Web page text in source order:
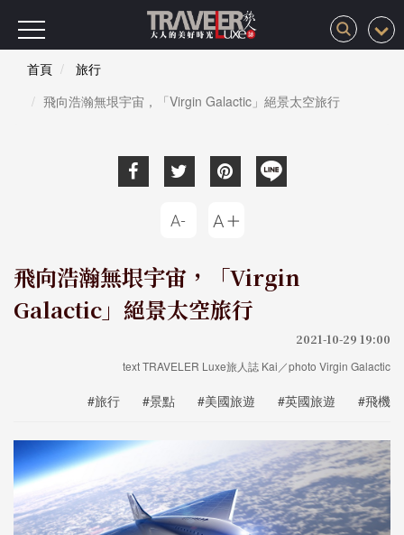
首頁
旅行
飛向浩瀚無垠宇宙，「Virgin Galactic」絕景太空旅行
飛向浩瀚無垠宇宙，「Virgin
Galactic」絕景太空旅行
2021-10-29 19:00
text TRAVELER Luxe旅人誌 Kai／photo Virgin Galactic
#旅行 #景點 #美國旅遊 #英國旅遊 #飛機